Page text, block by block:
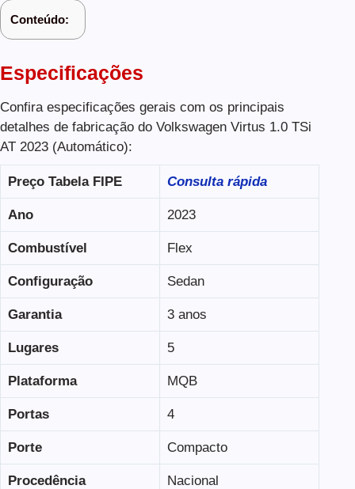
Conteúdo:
Especificações
Confira especificações gerais com os principais
detalhes de fabricação do Volkswagen Virtus 1.0 TSi
AT 2023 (Automático):
Preço Tabela FIPE Consulta rápida
Ano 2023
Combustível Flex
Configuração Sedan
Garantia 3 anos
Lugares 5
Plataforma MQB
Portas 4
Porte Compacto
Procedência Nacional